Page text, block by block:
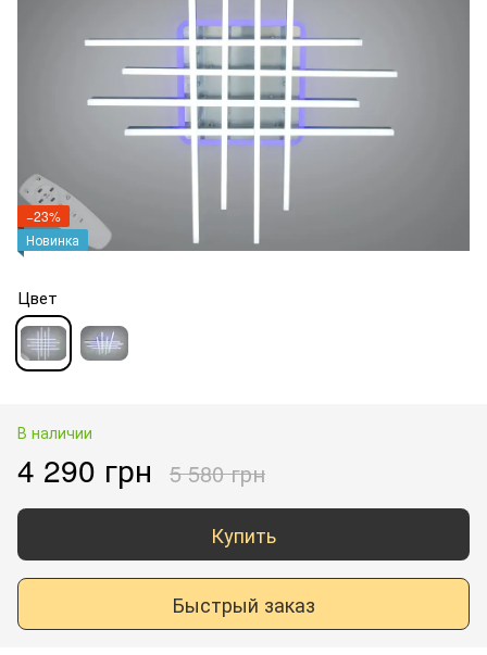
−23%
Новинка
Цвет
В наличии
4 290 грн 5 580 грн
Купить
Быстрый заказ